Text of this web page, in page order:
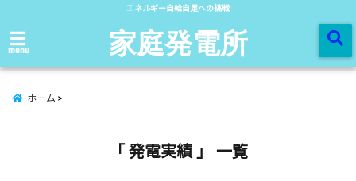
エネルギー自給自足への挑戦
menu 家庭発電所
ホーム
「 発電実績 」 一覧